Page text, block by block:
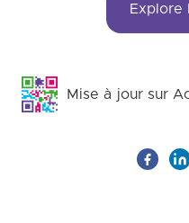
Explore
Mise à jour sur